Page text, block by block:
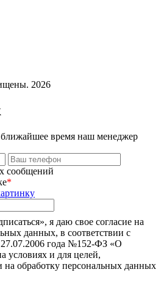
2026
время наш менеджер
сообщений
*
я даю свое согласие на
данных, в соответствии с
года №152-ФЗ «О
условиях и для целей,
на обработку персональных данных